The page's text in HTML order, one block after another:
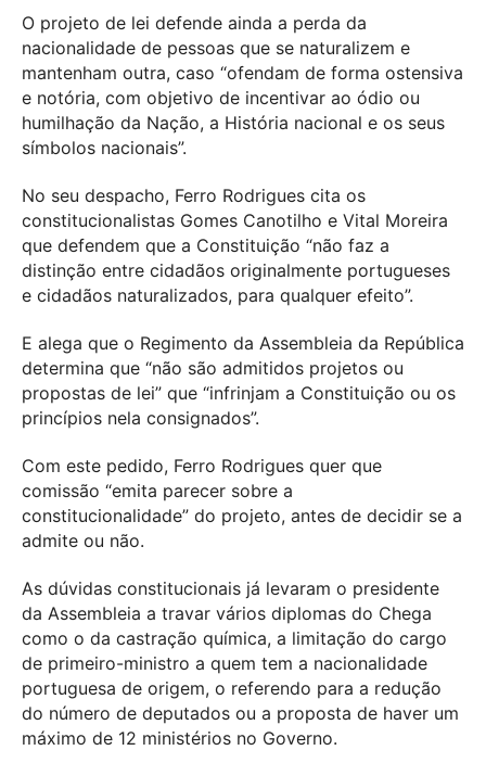
O projeto de lei defende ainda a perda da
nacionalidade de pessoas que se naturalizem e
mantenham outra, caso “ofendam de forma ostensiva
e notória, com objetivo de incentivar ao ódio ou
humilhação da Nação, a História nacional e os seus
símbolos nacionais”.
No seu despacho, Ferro Rodrigues cita os
constitucionalistas Gomes Canotilho e Vital Moreira
que defendem que a Constituição “não faz a
distinção entre cidadãos originalmente portugueses
e cidadãos naturalizados, para qualquer efeito”.
E alega que o Regimento da Assembleia da República
determina que “não são admitidos projetos ou
propostas de lei” que “infrinjam a Constituição ou os
princípios nela consignados”.
Com este pedido, Ferro Rodrigues quer que
comissão “emita parecer sobre a
constitucionalidade” do projeto, antes de decidir se a
admite ou não.
As dúvidas constitucionais já levaram o presidente
da Assembleia a travar vários diplomas do Chega
como o da castração química, a limitação do cargo
de primeiro-ministro a quem tem a nacionalidade
portuguesa de origem, o referendo para a redução
do número de deputados ou a proposta de haver um
máximo de 12 ministérios no Governo.